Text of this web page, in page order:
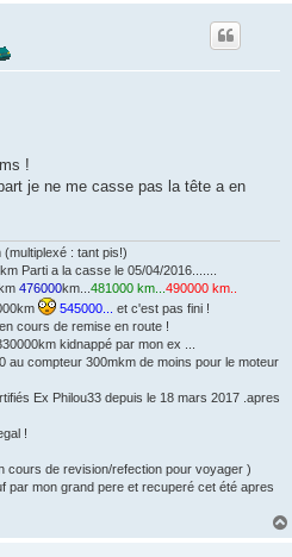
!
je ne me casse pas la tête a en
: tant pis!)
Parti a la casse le 05/04/2016.......
476000km... 481000 km... 490000 km..
545000...
et c'est pas fini !
cours de remise en route !
kidnappé par mon ex ...
au compteur 300mkm de moins pour le moteur
Ex Philou33 depuis le 18 mars 2017 .apres
!
cours de revision/refection pour voyager )
par mon grand pere et recuperé cet été apres